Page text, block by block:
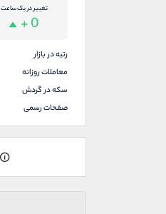
تغییر در یک ساعت
+ 0
رتبه در بازار
معاملات روزانه
سکه در گردش
صفحات رسمی